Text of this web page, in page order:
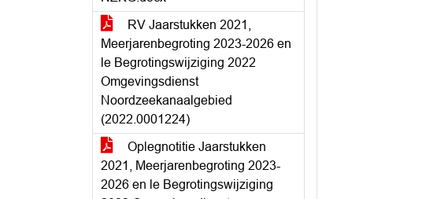
RV Jaarstukken 2021,
Meerjarenbegroting 2023-2026 en
le Begrotingswijziging 2022
Omgevingsdienst
Noordzeekanaalgebied
(2022.0001224)
Oplegnotitie Jaarstukken
2021, Meerjarenbegroting 2023-
2026 en le Begrotingswijziging